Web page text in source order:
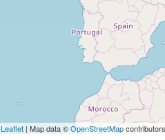
Leaflet | Map data ©OpenStreetMap